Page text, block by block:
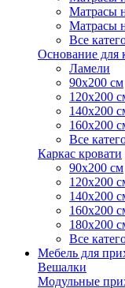
Матрасы
Матрасы
Все
Основание для
Ламели
90х200 см
120х200
140х200
160х200
Все
Каркас кровати
90х200 см
120х200
140х200
160х200
180х200
Все
Мебель для
Вешалки
Модульные